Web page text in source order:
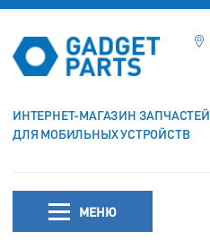
ИНТЕРНЕТ-МАГАЗИН ЗАПЧАСТЕЙ
ДЛЯ МОБИЛЬНЫХ УСТРОЙСТВ
МЕНЮ